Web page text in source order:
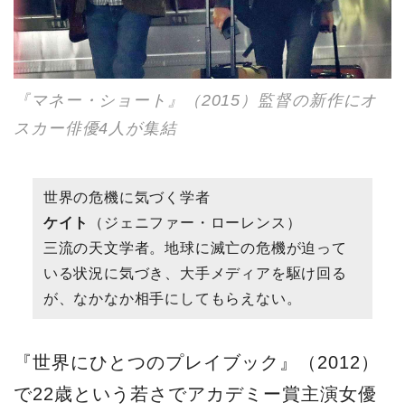
『マネー・ショート』（2015）監督の新作にオ
スカー俳優4人が集結
世界の危機に気づく学者
ケイト
（ジェニファー・ローレンス）
三流の天文学者。地球に滅亡の危機が迫って
いる状況に気づき、大手メディアを駆け回る
が、なかなか相手にしてもらえない。
『世界にひとつのプレイブック』（2012）
で22歳という若さでアカデミー賞主演女優